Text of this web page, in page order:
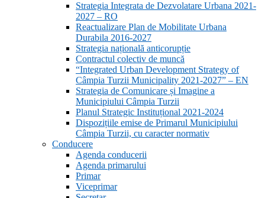
Strategia Integrata de Dezvolatare Urbana 2021-
2027 – RO
Reactualizare Plan de Mobilitate Urbana
Durabila 2016-2027
Strategia națională anticorupție
Contractul colectiv de muncă
“Integrated Urban Development Strategy of
Câmpia Turzii Municipality 2021-2027” – EN
Strategia de Comunicare și Imagine a
Municipiului Câmpia Turzii
Planul Strategic Instituțional 2021-2024
Dispozițiile emise de Primarul Municipiului
Câmpia Turzii, cu caracter normativ
Conducere
Agenda conducerii
Agenda primarului
Primar
Viceprimar